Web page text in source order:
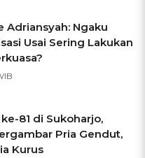
Adriansyah: Ngaku
Usai Sering Lakukan
81 di Sukoharjo,
Pria Gendut,
Kurus